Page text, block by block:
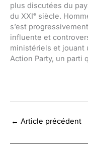
plus discutées du
du XXIᵉ siècle.
s’est
influente et
ministériels et jouant
Action Party, un
← Article précédent